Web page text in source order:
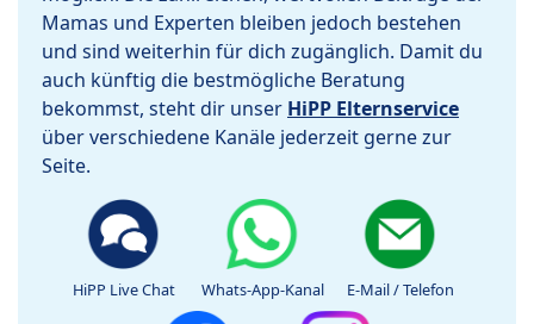
Mamas und Experten bleiben jedoch bestehen
und sind weiterhin für dich zugänglich. Damit du
auch künftig die bestmögliche Beratung
bekommst, steht dir unser HiPP Elternservice
über verschiedene Kanäle jederzeit gerne zur
Seite.
HiPP Live Chat Whats-App-Kanal E-Mail / Telefon